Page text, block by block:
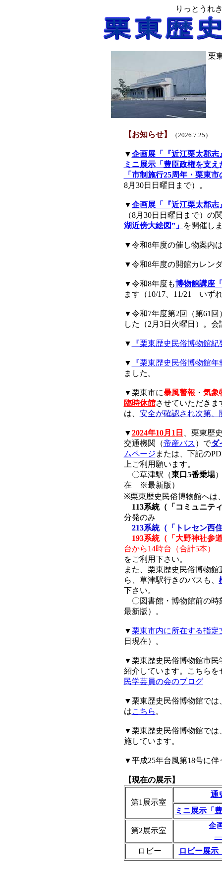
りっとうれ
栗
【お知らせ】 （2026.7.25 ）
▼企画展「『近江栗太郡
ミニ展示「豊臣政権を支
「市制施行25周年・栗東
8月30日日曜日まで）。
▼企画展「『近江栗太郡
（8月30日日曜日まで）の
湖近傍大絵図”」 を開催し
▼令和8年度の催し物案内
▼令和8年度の開館カレン
▼令和8年度も博物館講座
ます（10/17、11/21 いず
▼令和7年度第2回（第61回
した（2月3日火曜日）。会
▼ 『栗東歴史民俗博物館紀
▼
『栗東歴史民俗博物館
ました。
▼栗東市に暴風警報 ・ 気象
臨時休館させていただきま
は、 安全が確認され次第、
▼2024年10月1日
、栗東歴
交通機関（帝産バス ）でダ
ムページ または、下記の
上ご利用願います。
〇草津駅（東口5番乗場
在 ※最新版）
※栗東歴史民俗博物館へは
113系統（「コミュニ
分発のみ
213系統（「トレセン西
193系統（「大野神社
台から14時台（合計5本）
をご利用下さい。
また、栗東歴史民俗博物
ら、草津駅行きのバスも、
下さい。
〇図書館・博物館前の時
最新版）。
▼栗東市内に所在する指定
日現在）。
▼栗東歴史民俗博物館市民
紹介しています。こちら
民学芸員の会のブログ
▼栗東歴史民俗博物館では
はこちら 。
▼栗東歴史民俗博物館では
施しています。
▼平成25年台風第18号に
【現在の展示】
第1展示室
通
ミニ展示「
第2展示室
企
―
ロビー
ロビー展示